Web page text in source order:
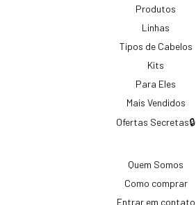
Produtos
Linhas
Tipos de Cabelos
Kits
Para Eles
Mais Vendidos
Ofertas Secretas🔒
Quem Somos
Como comprar
Entrar em contato